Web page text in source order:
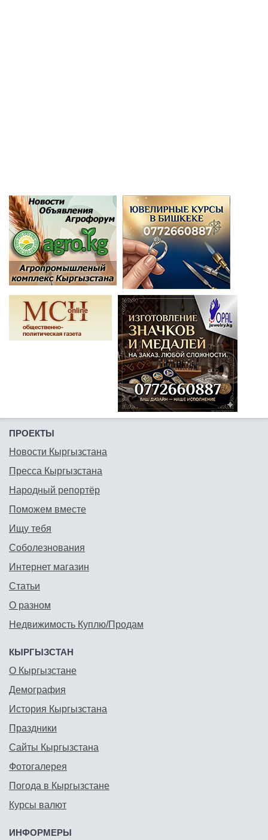
ПРОЕКТЫ
Новости Кыргызстана
Пресса Кыргызстана
Народный репортёр
Поможем вместе
Ищу тебя
Соболезнования
Интернет магазин
Статьи
О разном
Недвижимость Куплю/Продам
КЫРГЫЗСТАН
О Кыргызстане
Демография
История Кыргызстана
Праздники
Сайты Кыргызстана
Фотогалерея
Погода в Кыргызстане
Курсы валют
ИНФОРМЕРЫ